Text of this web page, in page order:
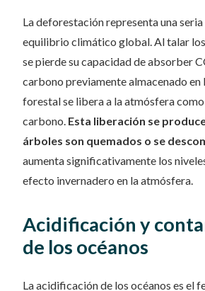
La deforestación representa una
equilibrio climático global. Al talar
se pierde su capacidad de absorber
carbono previamente almacenado en
forestal se libera a la atmósfera
carbono. Esta liberación se
árboles son quemados o se
aumenta significativamente los
efecto invernadero en la atmósfera.
Acidificación y
de los océanos
La acidificación de los océanos es el